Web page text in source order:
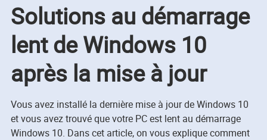
Solutions au démarrage
lent de Windows 10
après la mise à jour
Vous avez installé la dernière mise à jour de Windows 10
et vous avez trouvé que votre PC est lent au démarrage
Windows 10. Dans cet article, on vous explique comment